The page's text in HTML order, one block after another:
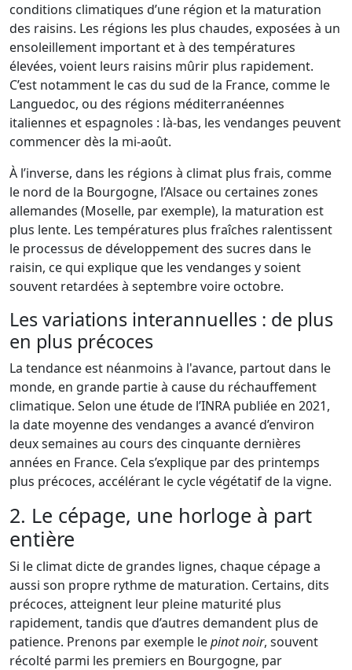
conditions climatiques d’une région et la maturation
des raisins. Les régions les plus chaudes, exposées à un
ensoleillement important et à des températures
élevées, voient leurs raisins mûrir plus rapidement.
C’est notamment le cas du sud de la France, comme le
Languedoc, ou des régions méditerranéennes
italiennes et espagnoles : là-bas, les vendanges peuvent
commencer dès la mi-août.
À l’inverse, dans les régions à climat plus frais, comme
le nord de la Bourgogne, l’Alsace ou certaines zones
allemandes (Moselle, par exemple), la maturation est
plus lente. Les températures plus fraîches ralentissent
le processus de développement des sucres dans le
raisin, ce qui explique que les vendanges y soient
souvent retardées à septembre voire octobre.
Les variations interannuelles : de plus
en plus précoces
La tendance est néanmoins à l'avance, partout dans le
monde, en grande partie à cause du réchauffement
climatique. Selon une étude de l’INRA publiée en 2021,
la date moyenne des vendanges a avancé d’environ
deux semaines au cours des cinquante dernières
années en France. Cela s’explique par des printemps
plus précoces, accélérant le cycle végétatif de la vigne.
2. Le cépage, une horloge à part
entière
Si le climat dicte de grandes lignes, chaque cépage a
aussi son propre rythme de maturation. Certains, dits
précoces, atteignent leur pleine maturité plus
rapidement, tandis que d’autres demandent plus de
patience. Prenons par exemple lepinot noir, souvent
récolté parmi les premiers en Bourgogne, par